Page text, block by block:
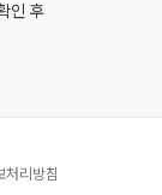
인 후
처리방침